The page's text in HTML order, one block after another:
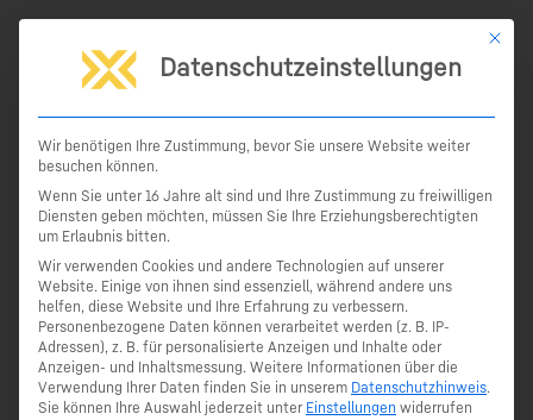
Zubehör
Betonierteller
Artikelnummer: NE365111
Mit
Datenschutzeinstellungen
Wir benötigen Ihre Zustimmung, bevor Sie unsere Website weiter
besuchen können.
Wenn Sie unter 16 Jahre alt sind und Ihre Zustimmung zu freiwilligen
Diensten geben möchten, müssen Sie Ihre Erziehungsberechtigten
um Erlaubnis bitten.
Wir verwenden Cookies und andere Technologien auf unserer
Website. Einige von ihnen sind essenziell, während andere uns
helfen, diese Website und Ihre Erfahrung zu verbessern.
Personenbezogene Daten können verarbeitet werden (z. B. IP-
Adressen), z. B. für personalisierte Anzeigen und Inhalte oder
Anzeigen- und Inhaltsmessung. Weitere Informationen über die
Verwendung Ihrer Daten finden Sie in unserem Datenschutzhinweis.
Sie können Ihre Auswahl jederzeit unter Einstellungen widerrufen